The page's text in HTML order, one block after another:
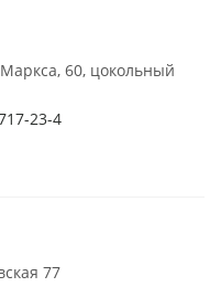
60, цокольный
23-4
77